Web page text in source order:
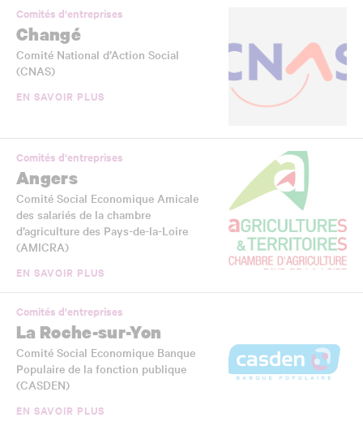
Comités d'entreprises
Changé
Comité National d’Action Social
(CNAS)
EN SAVOIR PLUS
Comités d'entreprises
Angers
Comité Social Economique Amicale
des salariés de la chambre
d’agriculture des Pays-de-la-Loire
(AMICRA)
EN SAVOIR PLUS
Comités d'entreprises
La Roche-sur-Yon
Comité Social Economique Banque
Populaire de la fonction publique
(CASDEN)
EN SAVOIR PLUS